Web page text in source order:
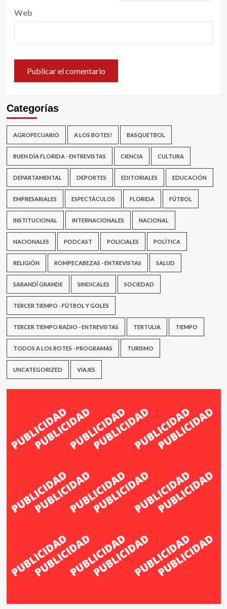
Web
Categorías
AGROPECUARIO A LOS BOTES! BASQUETBOL
BUEN DÍA FLORIDA - ENTREVISTAS CIENCIA CULTURA
DEPARTAMENTAL DEPORTES EDITORIALES EDUCACIÓN
EMPRESARIALES ESPECTÁCULOS FLORIDA FÚTBOL
INSTITUCIONAL INTERNACIONALES NACIONAL
NACIONALES PODCAST POLICIALES POLÍTICA
RELIGIÓN ROMPECABEZAS - ENTREVISTAS SALUD
SARANDÍ GRANDE SINDICALES SOCIEDAD
TERCER TIEMPO - FÚTBOL Y GOLES
TERCER TIEMPO RADIO - ENTREVISTAS TERTULIA TIEMPO
TODOS A LOS BOTES - PROGRAMAS TURISMO
UNCATEGORIZED VIAJES